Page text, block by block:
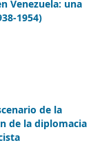
Venezuela: una
1954)
de la
de la diplomacia